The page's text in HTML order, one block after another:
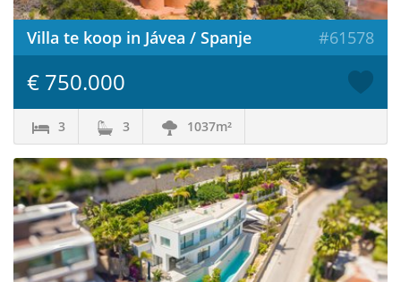
Villa te koop in Jávea / Spanje #61578
€ 750.000
3 3 1037m²